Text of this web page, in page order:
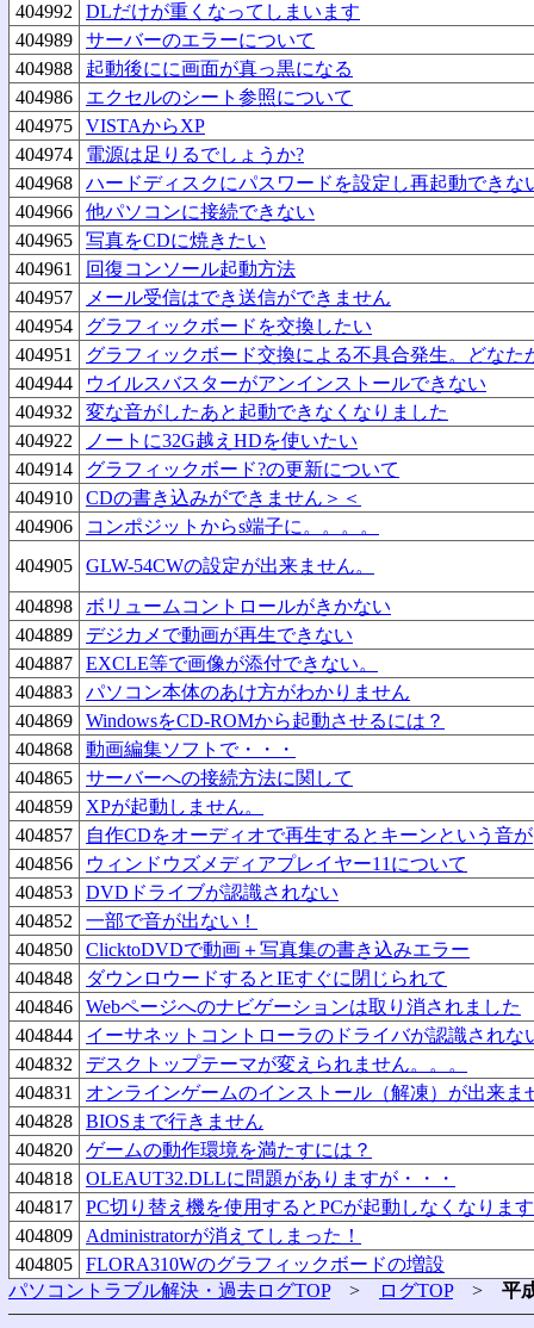
404992
DLだけが重くなってしまいます
404989
サーバーのエラーについて
404988
起動後にに画面が真っ黒になる
404986
エクセルのシート参照について
404975
VISTAからXP
404974
電源は足りるでしょうか?
404968
ハードディスクにパスワードを設定し再起動できな
404966
他パソコンに接続できない
404965
写真をCDに焼きたい
404961
回復コンソール起動方法
404957
メール受信はでき送信ができません
404954
グラフィックボードを交換したい
404951
グラフィックボード交換による不具合発生。どなた
404944
ウイルスバスターがアンインストールできない
404932
変な音がしたあと起動できなくなりました
404922
ノートに32G越えHDを使いたい
404914
グラフィックボード?の更新について
404910
CDの書き込みができません＞＜
404906
コンポジットからs端子に。。。。
404905
GLW-54CWの設定が出来ません。
404898
ボリュームコントロールがきかない
404889
デジカメで動画が再生できない
404887
EXCLE等で画像が添付できない。
404883
パソコン本体のあけ方がわかりません
404869
WindowsをCD-ROMから起動させるには？
404868
動画編集ソフトで・・・
404865
サーバーへの接続方法に関して
404859
XPが起動しません。
404857
自作CDをオーディオで再生するとキーンという音が
404856
ウィンドウズメディアプレイヤー11について
404853
DVDドライブが認識されない
404852
一部で音が出ない！
404850
ClicktoDVDで動画＋写真集の書き込みエラー
404848
ダウンロウードするとIEすぐに閉じられて
404846
Webページへのナビゲーションは取り消されました
404844
イーサネットコントローラのドライバが認識されな
404832
デスクトップテーマが変えられません。。。
404831
オンラインゲームのインストール（解凍）が出来ま
404828
BIOSまで行きません
404820
ゲームの動作環境を満たすには？
404818
OLEAUT32.DLLに問題がありますが・・・
404817
PC切り替え機を使用するとPCが起動しなくなります
404809
Administratorが消えてしまった！
404805
FLORA310Wのグラフィックボードの増設
パソコントラブル解決・過去ログTOP> ログTOP> 平